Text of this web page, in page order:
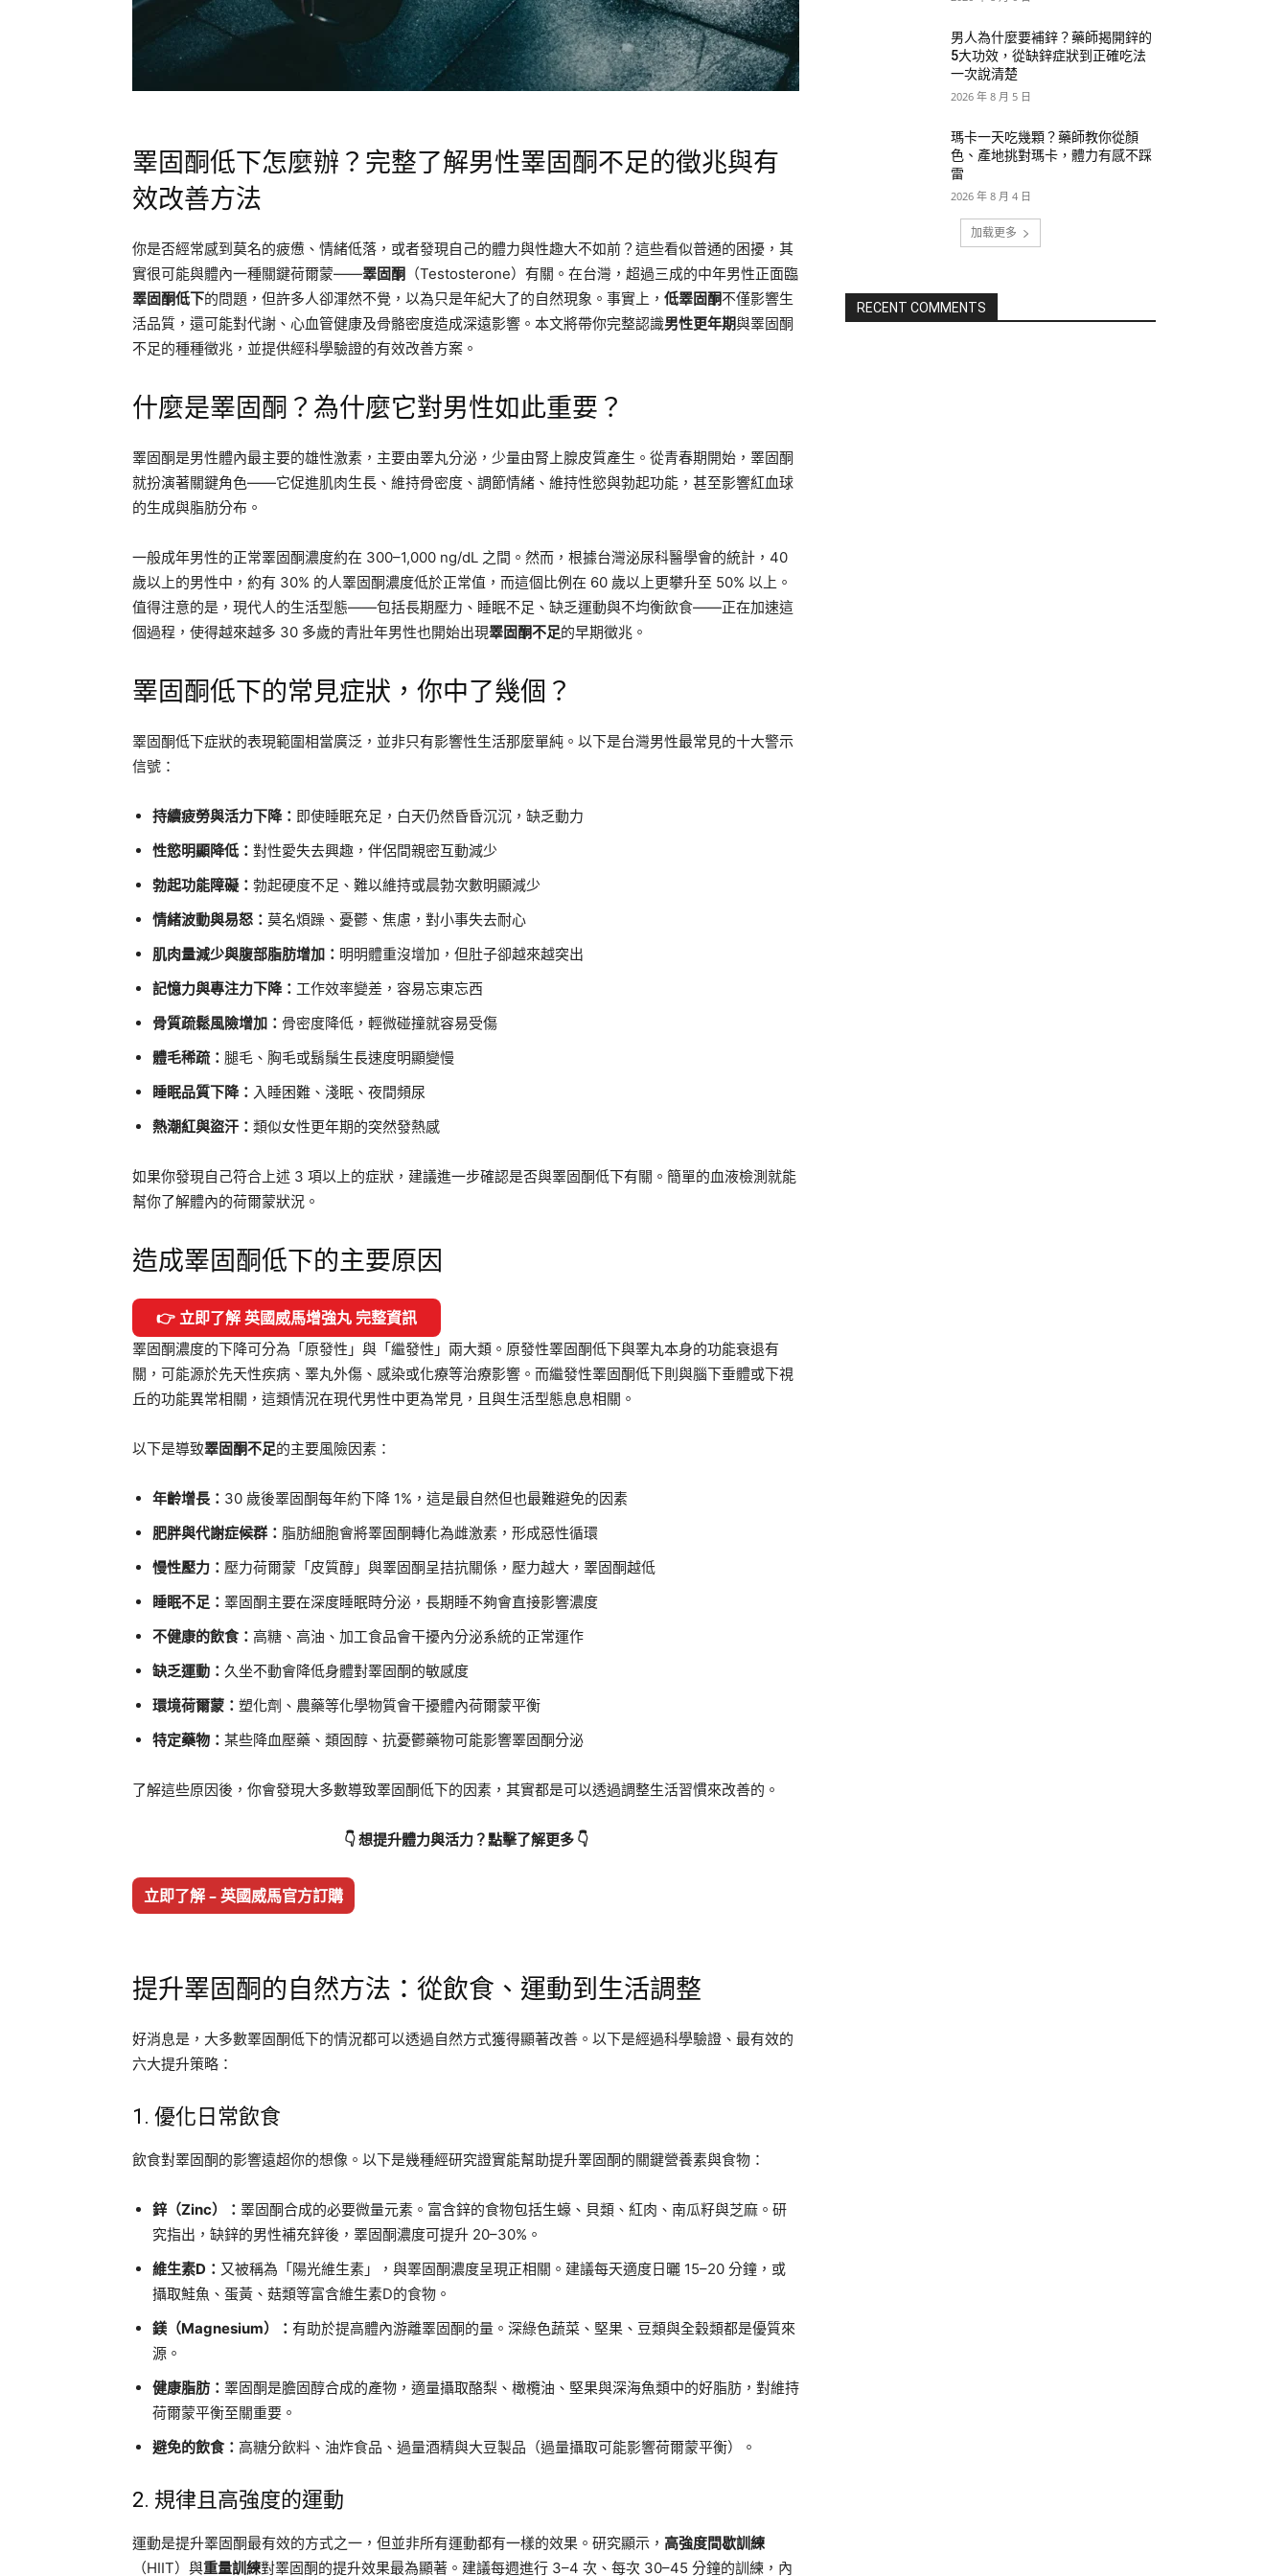
睪固酮低下怎麼辦？完整了解男性睪固酮不足的徵兆與有
效改善方法
你是否經常感到莫名的疲憊、情緒低落，或者發現自己的體力與性趣大不如前？這些看似普通的困擾，其
實很可能與體內一種關鍵荷爾蒙——睪固酮 （Testosterone）有關。在台灣，超過三成的中年男性正面臨
睪固酮低下的問題，但許多人卻渾然不覺，以為只是年紀大了的自然現象。事實上， 低睪固酮不僅影響生
活品質，還可能對代謝、心血管健康及骨骼密度造成深遠影響。本文將帶你完整認識男性更年期與睪固酮
不足的種種徵兆，並提供經科學驗證的有效改善方案。
什麼是睪固酮？為什麼它對男性如此重要？
睪固酮是男性體內最主要的雄性激素，主要由睪丸分泌，少量由腎上腺皮質產生。從青春期開始，睪固酮
就扮演著關鍵角色——它促進肌肉生長、維持骨密度、調節情緒、維持性慾與勃起功能，甚至影響紅血球
的生成與脂肪分布。
一般成年男性的正常睪固酮濃度約在 300–1,000 ng/dL 之間。然而，根據台灣泌尿科醫學會的統計，40
歲以上的男性中，約有 30% 的人睪固酮濃度低於正常值，而這個比例在 60 歲以上更攀升至 50% 以上。
值得注意的是，現代人的生活型態——包括長期壓力、睡眠不足、缺乏運動與不均衡飲食——正在加速這
個過程，使得越來越多 30 多歲的青壯年男性也開始出現睪固酮不足的早期徵兆。
睪固酮低下的常見症狀，你中了幾個？
睪固酮低下症狀的表現範圍相當廣泛，並非只有影響性生活那麼單純。以下是台灣男性最常見的十大警示
信號：
持續疲勞與活力下降： 即使睡眠充足，白天仍然昏昏沉沉，缺乏動力
性慾明顯降低： 對性愛失去興趣，伴侶間親密互動減少
勃起功能障礙： 勃起硬度不足、難以維持或晨勃次數明顯減少
情緒波動與易怒： 莫名煩躁、憂鬱、焦慮，對小事失去耐心
肌肉量減少與腹部脂肪增加： 明明體重沒增加，但肚子卻越來越突出
記憶力與專注力下降： 工作效率變差，容易忘東忘西
骨質疏鬆風險增加： 骨密度降低，輕微碰撞就容易受傷
體毛稀疏： 腿毛、胸毛或鬍鬚生長速度明顯變慢
睡眠品質下降： 入睡困難、淺眠、夜間頻尿
熱潮紅與盜汗： 類似女性更年期的突然發熱感
如果你發現自己符合上述 3 項以上的症狀，建議進一步確認是否與睪固酮低下有關。簡單的血液檢測就能
幫你了解體內的荷爾蒙狀況。
造成睪固酮低下的主要原因
👉 立即了解 英國威馬增強丸 完整資訊
睪固酮濃度的下降可分為「原發性」與「繼發性」兩大類。原發性睪固酮低下與睪丸本身的功能衰退有
關，可能源於先天性疾病、睪丸外傷、感染或化療等治療影響。而繼發性睪固酮低下則與腦下垂體或下視
丘的功能異常相關，這類情況在現代男性中更為常見，且與生活型態息息相關。
以下是導致睪固酮不足的主要風險因素：
年齡增長： 30 歲後睪固酮每年約下降 1%，這是最自然但也最難避免的因素
肥胖與代謝症候群： 脂肪細胞會將睪固酮轉化為雌激素，形成惡性循環
慢性壓力： 壓力荷爾蒙「皮質醇」與睪固酮呈拮抗關係，壓力越大，睪固酮越低
睡眠不足： 睪固酮主要在深度睡眠時分泌，長期睡不夠會直接影響濃度
不健康的飲食： 高糖、高油、加工食品會干擾內分泌系統的正常運作
缺乏運動： 久坐不動會降低身體對睪固酮的敏感度
環境荷爾蒙： 塑化劑、農藥等化學物質會干擾體內荷爾蒙平衡
特定藥物： 某些降血壓藥、類固醇、抗憂鬱藥物可能影響睪固酮分泌
了解這些原因後，你會發現大多數導致睪固酮低下的因素，其實都是可以透過調整生活習慣來改善的。
👇 想提升體力與活力？點擊了解更多 👇
立即了解 – 英國威馬官方訂購
提升睪固酮的自然方法：從飲食、運動到生活調整
好消息是，大多數睪固酮低下的情況都可以透過自然方式獲得顯著改善。以下是經過科學驗證、最有效的
六大提升策略：
1. 優化日常飲食
飲食對睪固酮的影響遠超你的想像。以下是幾種經研究證實能幫助提升睪固酮的關鍵營養素與食物：
鋅（Zinc）： 睪固酮合成的必要微量元素。富含鋅的食物包括生蠔、貝類、紅肉、南瓜籽與芝麻。研
究指出，缺鋅的男性補充鋅後，睪固酮濃度可提升 20–30%。
維生素D： 又被稱為「陽光維生素」，與睪固酮濃度呈現正相關。建議每天適度日曬 15–20 分鐘，或
攝取鮭魚、蛋黃、菇類等富含維生素D的食物。
鎂（Magnesium）： 有助於提高體內游離睪固酮的量。深綠色蔬菜、堅果、豆類與全穀類都是優質來
源。
健康脂肪： 睪固酮是膽固醇合成的產物，適量攝取酪梨、橄欖油、堅果與深海魚類中的好脂肪，對維持
荷爾蒙平衡至關重要。
避免的飲食： 高糖分飲料、油炸食品、過量酒精與大豆製品（過量攝取可能影響荷爾蒙平衡）。
2. 規律且高強度的運動
運動是提升睪固酮最有效的方式之一，但並非所有運動都有一樣的效果。研究顯示， 高強度間歇訓練
（HIIT）與重量訓練對睪固酮的提升效果最為顯著。建議每週進行 3–4 次、每次 30–45 分鐘的訓練，內
男人為什麼要補鋅？藥師揭開鋅的
5大功效，從缺鋅症狀到正確吃法
一次說清楚
2026 年 8 月 5 日
瑪卡一天吃幾顆？藥師教你從顏
色、產地挑對瑪卡，體力有感不踩
雷
2026 年 8 月 4 日
加载更多
RECENT COMMENTS